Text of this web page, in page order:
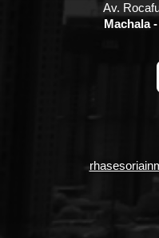
Av.
Machala